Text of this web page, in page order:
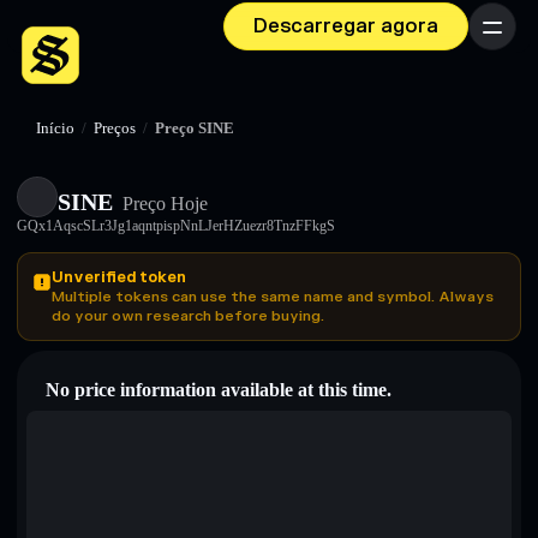
Descarregar agora Menu
Início / Preços / Preço SINE
SINE Preço Hoje
GQx1AqscSLr3Jg1aqntpispNnLJerHZuezr8TnzFFkgS
Unverified token
Multiple tokens can use the same name and symbol. Always
do your own research before buying.
No price information available at this time.